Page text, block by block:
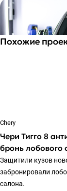
Похожие
Chery
Чери Тигго 8
бронь лобового
Защитили кузов
забронировали
салона.